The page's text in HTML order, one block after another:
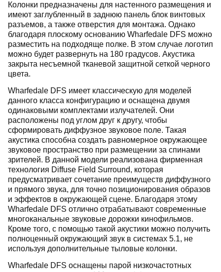
Колонки предназначены для настенного размещения и
имеют заглубленный в заднюю панель блок винтовых
разъемов, а также отверстия для монтажа. Однако
благодаря плоскому основанию Wharfedale DFS можно
разместить на подходяще полке. В этом случае логотип
можно будет развернуть на 180 градусов. Акустика
закрыта несъемной тканевой защитной сеткой черного
цвета.
Wharfedale DFS имеет классическую для моделей
данного класса конфигурацию и оснащена двумя
одинаковыми комплектами излучателей. Они
расположены под углом друг к другу, чтобы
сформировать диффузное звуковое поле. Такая
акустика способна создать равномерное окружающее
звуковое пространство при размещении за спинами
зрителей. В данной модели реализована фирменная
технология Diffuse Field Surround, которая
предусматривает сочетание преимуществ диффузного
и прямого звука, для точно позиционирования образов
и эффектов в окружающей сцене. Благодаря этому
Wharfedale DFS отлично отрабатывают современные
многоканальные звуковые дорожки кинофильмов.
Кроме того, с помощью такой акустики можно получить
полноценный окружающий звук в системах 5.1, не
используя дополнительные тыловые колонки.
Wharfedale DFS оснащены парой низкочастотных